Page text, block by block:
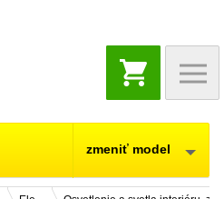
NÁKUPNÝ
KOŠÍK
zmeniť model